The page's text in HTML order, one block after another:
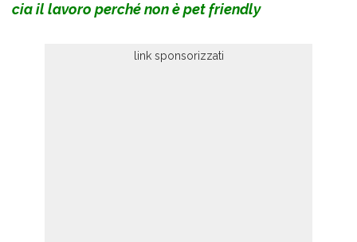
cia il lavoro perché non è pet friendly